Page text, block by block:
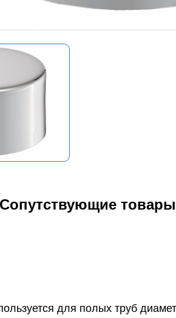
Сопутствующие товары
для полых труб